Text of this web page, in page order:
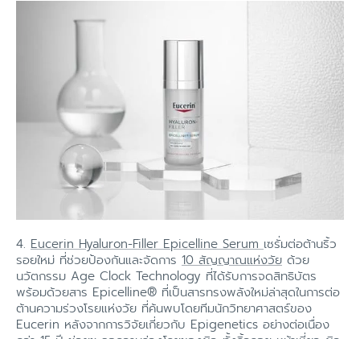
4. Eucerin Hyaluron-Filler Epicelline Serum เซรั่มต่อต้านริ้ว
รอยใหม่ ที่ช่วยป้องกันและจัดการ 10 สัญญาณแห่งวัย ด้วย
นวัตกรรม Age Clock Technology ที่ได้รับการจดสิทธิบัตร
พร้อมด้วยสาร Epicelline® ที่เป็นสารทรงพลังใหม่ล่าสุดในการต่อ
ต้านความร่วงโรยแห่งวัย ที่ค้นพบโดยทีมนักวิทยาศาสตร์ของ
Eucerin หลังจากการวิจัยเกี่ยวกับ Epigenetics อย่างต่อเนื่อง